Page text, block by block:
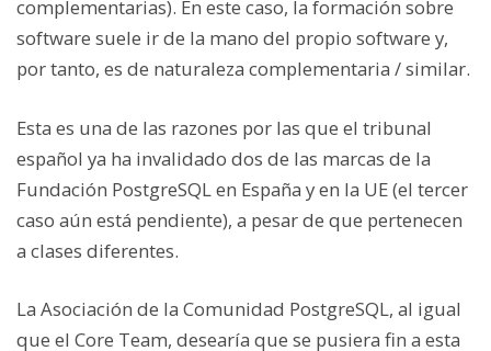
complementarias). En este caso, la formación sobre
software suele ir de la mano del propio software y,
por tanto, es de naturaleza complementaria / similar.
Esta es una de las razones por las que el tribunal
español ya ha invalidado dos de las marcas de la
Fundación PostgreSQL en España y en la UE (el tercer
caso aún está pendiente), a pesar de que pertenecen
a clases diferentes.
La Asociación de la Comunidad PostgreSQL, al igual
que el Core Team, desearía que se pusiera fin a esta